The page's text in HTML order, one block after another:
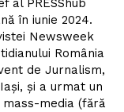
al PRESShub
în iunie 2024.
Newsweek
România
de Jurnalism,
și a urmat un
media (fără